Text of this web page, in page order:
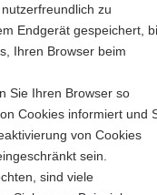
zu
Endgerät gespeichert,
Ihren Browser beim
Sie Ihren Browser so
Cookies informiert und
von Cookies
sein.
sind viele